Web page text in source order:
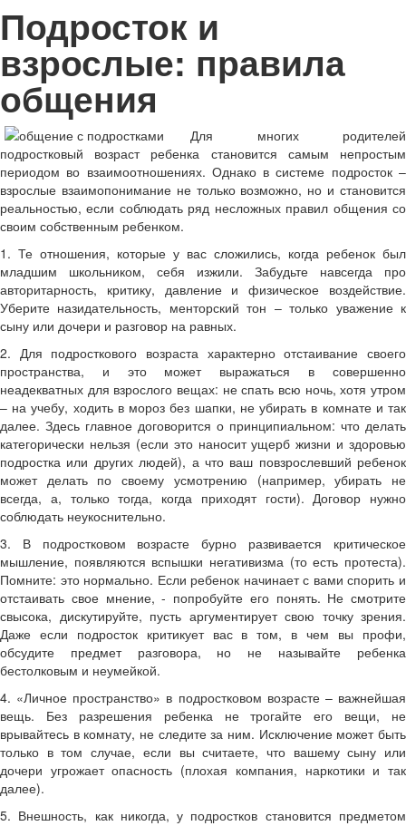
Подросток и
взрослые: правила
общения
Для многих родителей
подростковый возраст ребенка становится самым непростым
периодом во взаимоотношениях. Однако в системе подросток –
взрослые взаимопонимание не только возможно, но и становится
реальностью, если соблюдать ряд несложных правил общения со
своим собственным ребенком.
1. Те отношения, которые у вас сложились, когда ребенок был
младшим школьником, себя изжили. Забудьте навсегда про
авторитарность, критику, давление и физическое воздействие.
Уберите назидательность, менторский тон – только уважение к
сыну или дочери и разговор на равных.
2. Для подросткового возраста характерно отстаивание своего
пространства, и это может выражаться в совершенно
неадекватных для взрослого вещах: не спать всю ночь, хотя утром
– на учебу, ходить в мороз без шапки, не убирать в комнате и так
далее. Здесь главное договорится о принципиальном: что делать
категорически нельзя (если это наносит ущерб жизни и здоровью
подростка или других людей), а что ваш повзрослевший ребенок
может делать по своему усмотрению (например, убирать не
всегда, а, только тогда, когда приходят гости). Договор нужно
соблюдать неукоснительно.
3. В подростковом возрасте бурно развивается критическое
мышление, появляются вспышки негативизма (то есть протеста).
Помните: это нормально. Если ребенок начинает с вами спорить и
отстаивать свое мнение, - попробуйте его понять. Не смотрите
свысока, дискутируйте, пусть аргументирует свою точку зрения.
Даже если подросток критикует вас в том, в чем вы профи,
обсудите предмет разговора, но не называйте ребенка
бестолковым и неумейкой.
4. «Личное пространство» в подростковом возрасте – важнейшая
вещь. Без разрешения ребенка не трогайте его вещи, не
врывайтесь в комнату, не следите за ним. Исключение может быть
только в том случае, если вы считаете, что вашему сыну или
дочери угрожает опасность (плохая компания, наркотики и так
далее).
5. Внешность, как никогда, у подростков становится предметом